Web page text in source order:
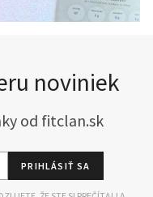
noviniek
od fitclan.sk
PRIHLÁSIŤ SA